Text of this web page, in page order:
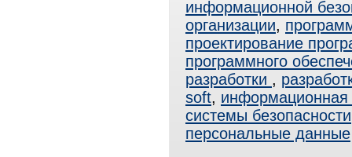
информационной
организации,
проектирование
программного
разработки ,
soft, информационная
системы безопасности
персональные данные